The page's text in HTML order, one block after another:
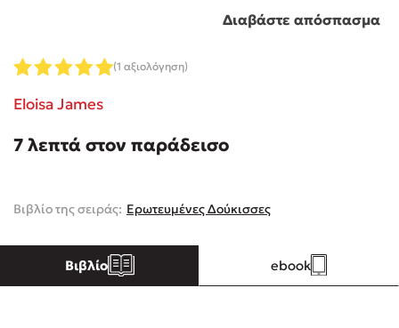
Το λιμάνι μου είσαι εσύ
Ιωάννης Γλωσσόπουλος
Διαβάστε απόσπασμα
(1 αξιολόγηση)
Eloisa James
7 λεπτά στον παράδεισο
Βιβλίο της σειράς: Ερωτευμένες Δούκισσες
Βιβλίο ebook